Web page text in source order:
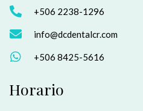
+506 2238-1296
info@dcdentalcr.com
+506 8425-5616
Horario